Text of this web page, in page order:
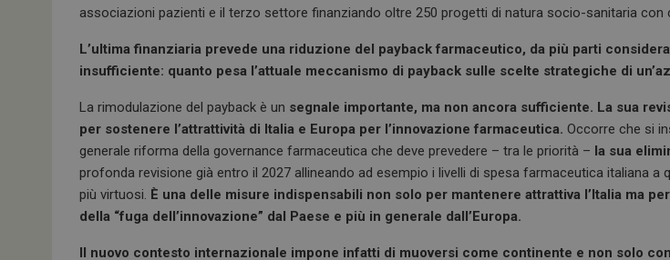
associazioni pazienti e il terzo settore finanziando oltre 250 progetti di natura socio-sanitaria con
L’ultima finanziaria prevede una riduzione del payback farmaceutico, da più parti
insufficiente: quanto pesa l’attuale meccanismo di payback sulle scelte strategiche di
La rimodulazione del payback è un segnale importante, ma non ancora sufficiente. La sua
per sostenere l’attrattività di Italia e Europa per l’innovazione farmaceutica. Occorre che si
generale riforma della governance farmaceutica che deve prevedere – tra le priorità – la sua
profonda revisione già entro il 2027 allineando ad esempio i livelli di spesa farmaceutica italiana a
più virtuosi. È una delle misure indispensabili non solo per mantenere attrattiva l’Italia ma
della “fuga dell’innovazione” dal Paese e più in generale dall’Europa.
Il nuovo contesto internazionale impone infatti di muoversi come continente e non solo
Necessari
I cookie necessari contribuiscono a rendere fruibile il sito web abilitandone
e l'accesso alle aree protette del sito. Il sito web non è in grado di funzionare
NOME
FORNITORE / DOMINIO SCADENZA
_ga
Google LLC
.dailyhealthindustry.it
1 anno 1
mese
di